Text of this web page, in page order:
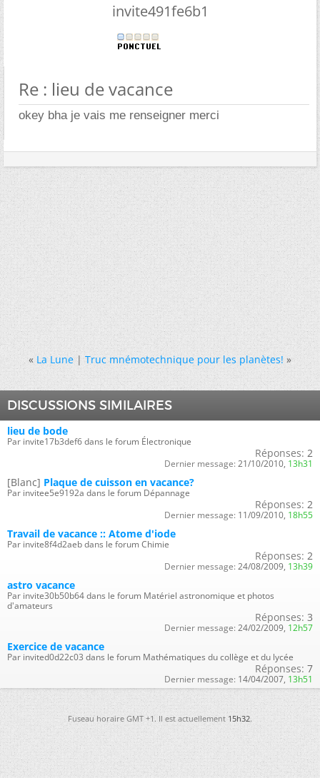
invite491fe6b1
Re : lieu de vacance
okey bha je vais me renseigner merci
« La Lune|Truc mnémotechnique pour les planètes! »
DISCUSSIONS SIMILAIRES
lieu de bode
Par invite17b3def6 dans le forum Électronique
Réponses: 2
Dernier message: 21/10/2010, 13h31
[Blanc] Plaque de cuisson en vacance?
Par invitee5e9192a dans le forum Dépannage
Réponses: 2
Dernier message: 11/09/2010, 18h55
Travail de vacance :: Atome d'iode
Par invite8f4d2aeb dans le forum Chimie
Réponses: 2
Dernier message: 24/08/2009, 13h39
astro vacance
Par invite30b50b64 dans le forum Matériel astronomique et photos
d'amateurs
Réponses: 3
Dernier message: 24/02/2009, 12h57
Exercice de vacance
Par invited0d22c03 dans le forum Mathématiques du collège et du lycée
Réponses: 7
Dernier message: 14/04/2007, 13h51
Fuseau horaire GMT +1. Il est actuellement15h32.